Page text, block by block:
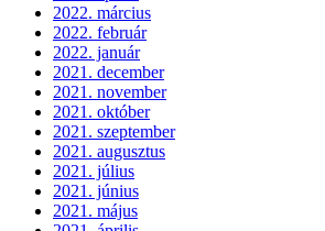
2022. március
2022. február
2022. január
2021. december
2021. november
2021. október
2021. szeptember
2021. augusztus
2021. július
2021. június
2021. május